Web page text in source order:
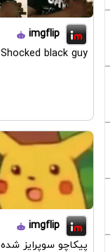
imgflip
Shocked black guy
imgflip
پیکاچو سوپرایز شده